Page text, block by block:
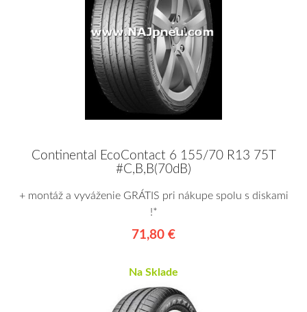
Continental EcoContact 6 155/70 R13 75T
#C,B,B(70dB)
+ montáž a vyváženie GRÁTIS pri nákupe spolu s diskami
!*
71,80 €
Na Sklade